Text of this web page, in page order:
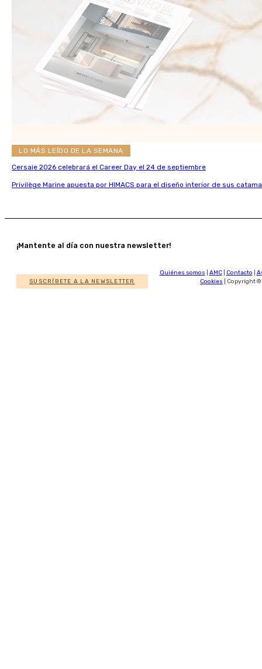
LO MÁS LEÍDO DE LA SEMANA
Cersaie 2026 celebrará el Career Day el 24 de septiembre
Privilège Marine apuesta por HIMACS para el diseño interior de sus
¡Mantente al día con nuestra newsletter!
SUSCRÍBETE A LA NEWSLETTER
Quiénes somos AMC| Contacto
Cookies | Copyright